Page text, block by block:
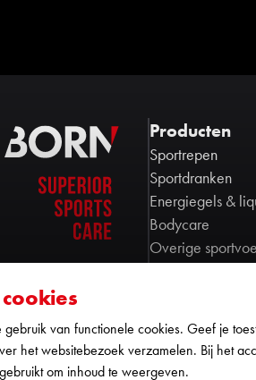
van functionele cookies. Geef je
het websitebezoek verzamelen. Bij het
om inhoud te weergeven.
Producten
Sportrepen
Sportdranken
Energiegels &
Bodycare
Overige